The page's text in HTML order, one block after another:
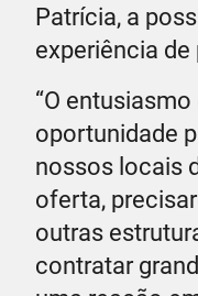
Patrícia, a
experiência
“O
oportunidade
nossos locais
oferta,
outras
contratar